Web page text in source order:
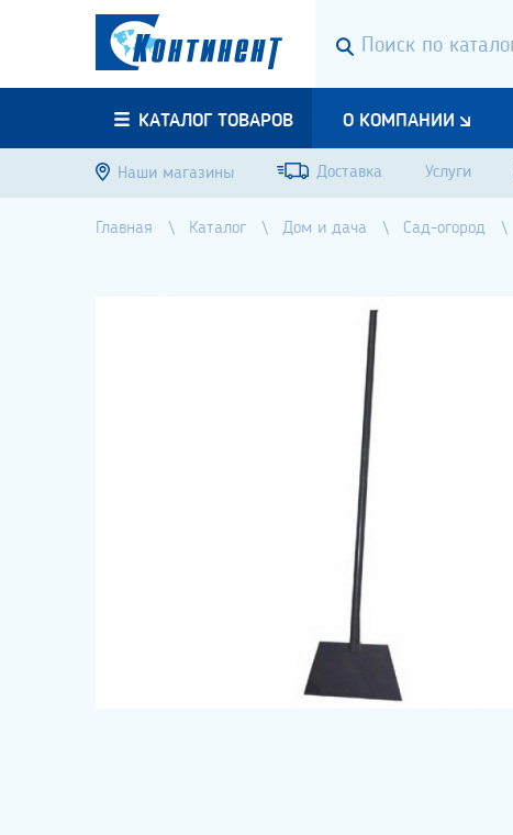
КАТАЛОГ ТОВАРОВ О КОМПАНИИ
Наши магазины Доставка Услуги
Главная Каталог Дом и дача Сад-огород